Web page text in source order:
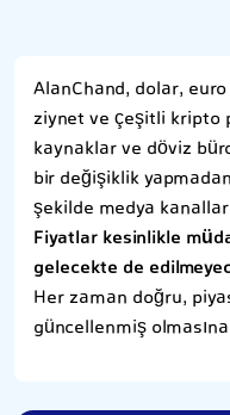
AlanChand, dolar,
ziynet ve çeşitli kripto
kaynaklar ve döviz
bir değişiklik
şekilde medya
Fiyatlar kesinlikle
gelecekte de
Her zaman doğru,
güncellenmiş